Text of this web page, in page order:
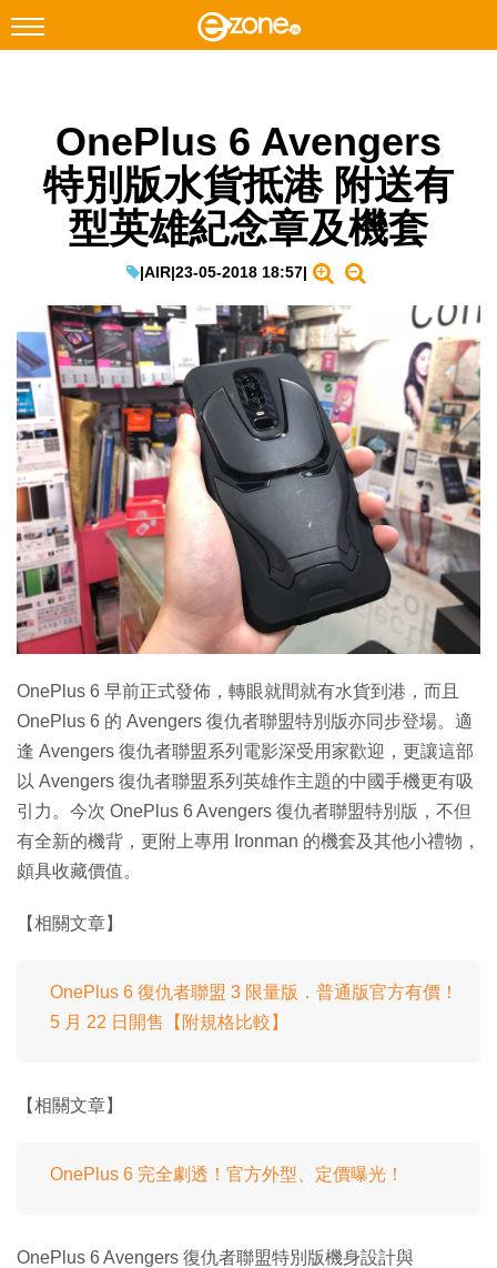
Facebook Instagram
科技焦點
網絡生活
教學評測
EduTech
IT Times
生成式AI與雲端應用
Enterprise Digital Transformation
特集
OnePlus 6 Avengers
特別版水貨抵港 附送有
型英雄紀念章及機套
|AIR|23-05-2018 18:57|
OnePlus 6 早前正式發佈，轉眼就間就有水貨到港，而且
OnePlus 6 的 Avengers 復仇者聯盟特別版亦同步登場。適
逢 Avengers 復仇者聯盟系列電影深受用家歡迎，更讓這部
以 Avengers 復仇者聯盟系列英雄作主題的中國手機更有吸
引力。今次 OnePlus 6 Avengers 復仇者聯盟特別版，不但
有全新的機背，更附上專用 Ironman 的機套及其他小禮物，
頗具收藏價值。
【相關文章】
OnePlus 6 復仇者聯盟 3 限量版．普通版官方有價！
5 月 22 日開售【附規格比較】
【相關文章】
OnePlus 6 完全劇透！官方外型、定價曝光！
OnePlus 6 Avengers 復仇者聯盟特別版機身設計與